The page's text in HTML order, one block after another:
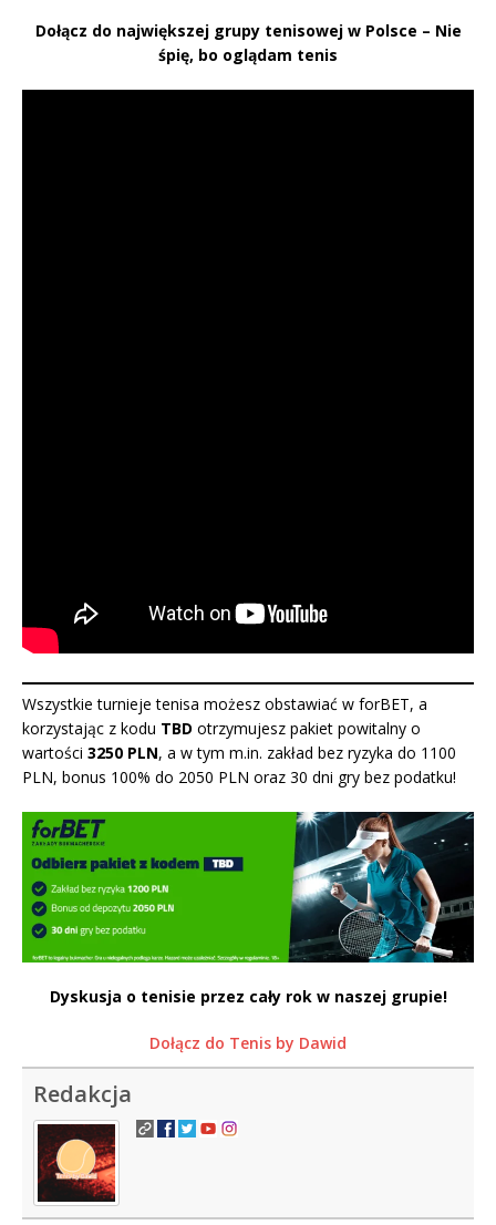
Dołącz do największej grupy tenisowej w Polsce – Nie
śpię, bo oglądam tenis
Wszystkie turnieje tenisa możesz obstawiać w forBET, a
korzystając z kodu TBD otrzymujesz pakiet powitalny o
wartości 3250 PLN, a w tym m.in. zakład bez ryzyka do 1100
PLN, bonus 100% do 2050 PLN oraz 30 dni gry bez podatku!
Dyskusja o tenisie przez cały rok w naszej grupie!
Dołącz do Tenis by Dawid
Redakcja